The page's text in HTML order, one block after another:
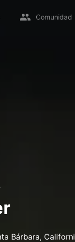
Comunidad
Bárbara,